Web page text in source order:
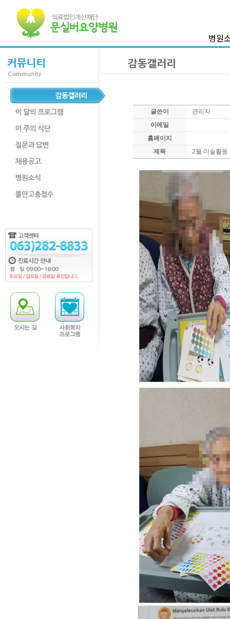
병원
병원
병원둘
부서
찾아오
글쓴이
관리자
이메일
홈페이지
제목
2월 미술활동